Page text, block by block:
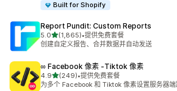
Built for Shopify
Report Pundit: Custom Reports
5.0星（满分 5 星）
(1,865)
总共 1865 条评论
•提供免费套餐
创建自定义报告、合并数据并自动发送
∞ Facebook 像素 ‑Tiktok 像素
4.9星（满分 5 星）
(249)
总共 249 条评论
•提供免费套餐
为多个 Facebook 和 Tiktok 像素设置服务器端